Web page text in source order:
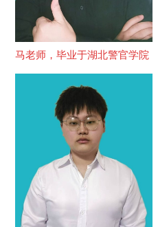
马老师，毕业于湖北警官学院